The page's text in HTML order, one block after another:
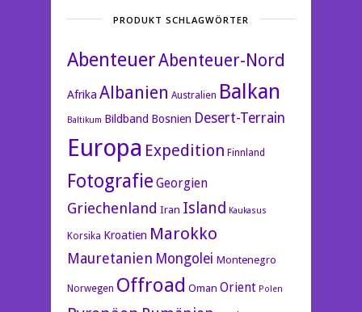
PRODUKT SCHLAGWÖRTER
AbenteuerAbenteuer-Nord
Afrika Albanien Australien Balkan
Baltikum Bildband Bosnien Desert-Terrain
Europa Expedition Finnland
Fotografie Georgien
Griechenland Iran Island Kaukasus
Korsika Kroatien Marokko
Mauretanien Mongolei Montenegro
Norwegen Offroad Oman Orient Polen